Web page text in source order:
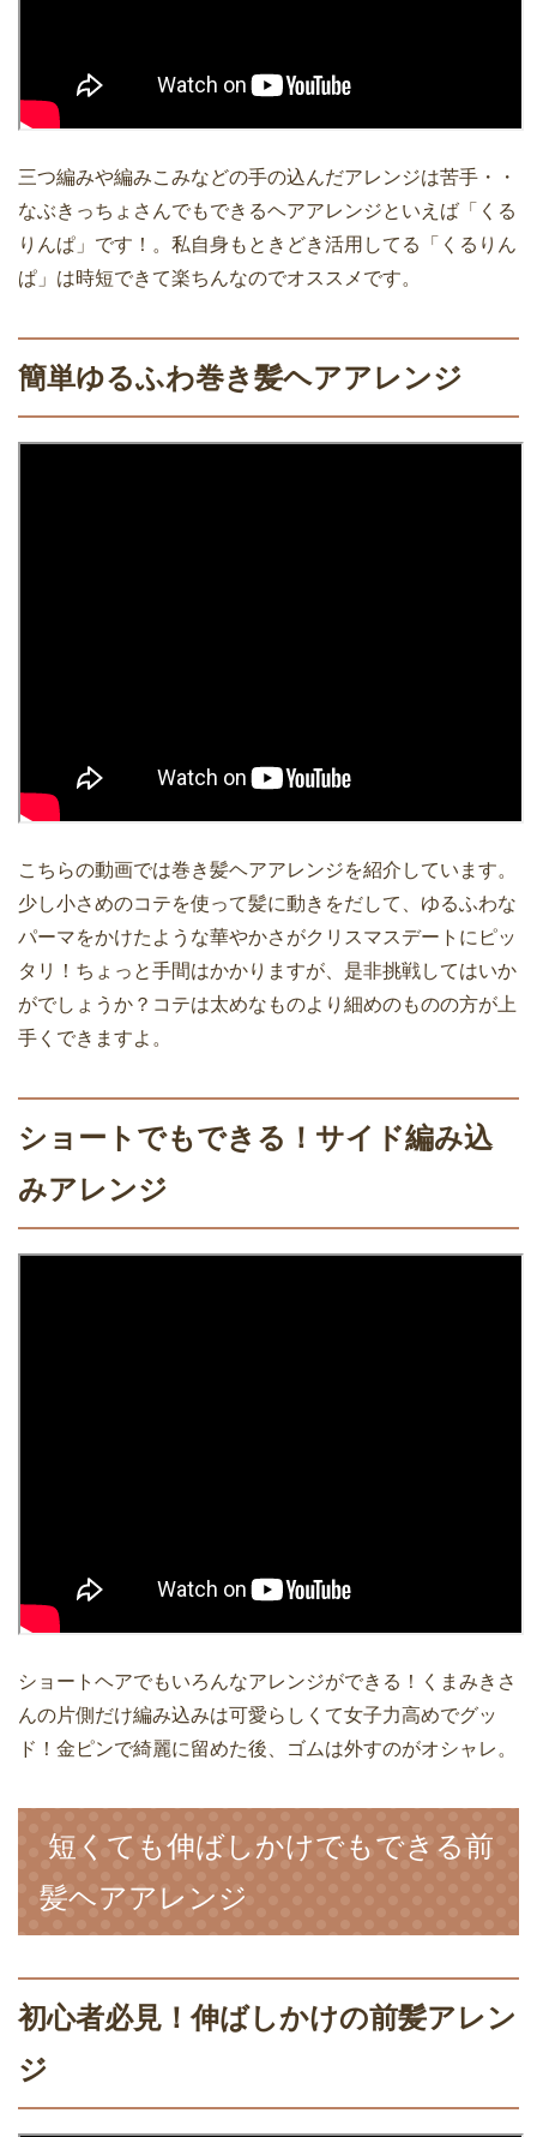
三つ編みや編みこみなどの手の込んだアレンジは苦手・・
なぶきっちょさんでもできるヘアアレンジといえば「くる
りんぱ」です！。私自身もときどき活用してる「くるりん
ぱ」は時短できて楽ちんなのでオススメです。
簡単ゆるふわ巻き髪ヘアアレンジ
こちらの動画では巻き髪ヘアアレンジを紹介しています。
少し小さめのコテを使って髪に動きをだして、ゆるふわな
パーマをかけたような華やかさがクリスマスデートにピッ
タリ！ちょっと手間はかかりますが、是非挑戦してはいか
がでしょうか？コテは太めなものより細めのものの方が上
手くできますよ。
ショートでもできる！サイド編み込
みアレンジ
ショートヘアでもいろんなアレンジができる！くまみきさ
んの片側だけ編み込みは可愛らしくて女子力高めでグッ
ド！金ピンで綺麗に留めた後、ゴムは外すのがオシャレ。
短くても伸ばしかけでもできる前
髪ヘアアレンジ
初心者必見！伸ばしかけの前髪アレン
ジ